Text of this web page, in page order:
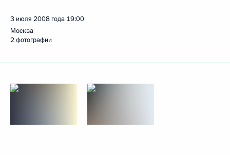
3 июля 2008 года 19:00
Москва
2 фотографии